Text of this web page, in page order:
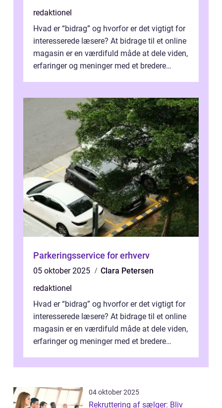
redaktionel
Hvad er “bidrag” og hvorfor er det vigtigt for
interesserede læsere? At bidrage til et online
magasin er en værdifuld måde at dele viden,
erfaringer og meninger med et bredere
Parkeringsservice for erhverv
05 oktober 2025
Clara Petersen
redaktionel
Hvad er “bidrag” og hvorfor er det vigtigt for
interesserede læsere? At bidrage til et online
magasin er en værdifuld måde at dele viden,
erfaringer og meninger med et bredere
04 oktober 2025
Rekruttering af sælger: Bliv